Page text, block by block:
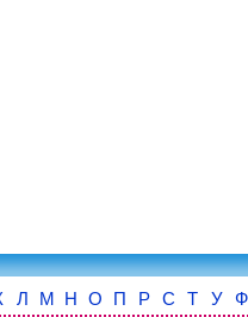
Л М Н О П Р С Т У Ф